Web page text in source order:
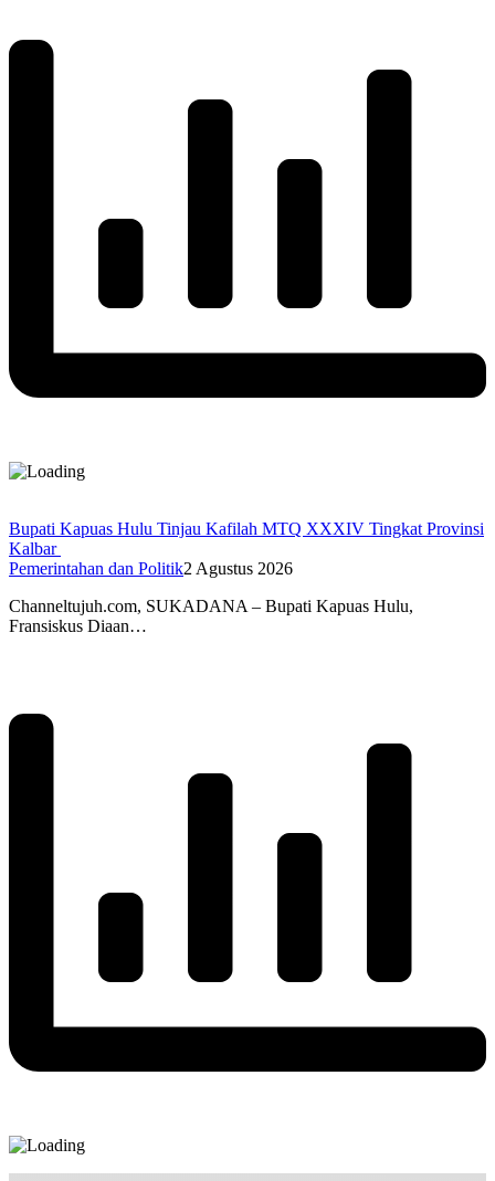
Bupati Kapuas Hulu Tinjau Kafilah MTQ XXXIV Tingkat Provinsi
Kalbar
Pemerintahan dan Politik2 Agustus 2026
Channeltujuh.com, SUKADANA – Bupati Kapuas Hulu,
Fransiskus Diaan…